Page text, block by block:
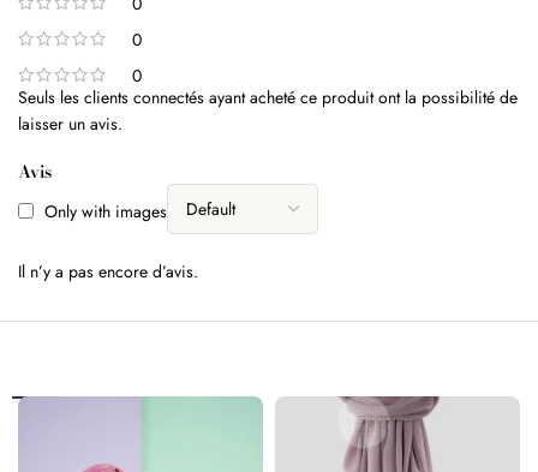
0
0
Avis
Only with images
Il n’y a pas encore d’avis.
Seuls les clients connectés ayant acheté ce produit ont la possibilité de
laisser un avis.